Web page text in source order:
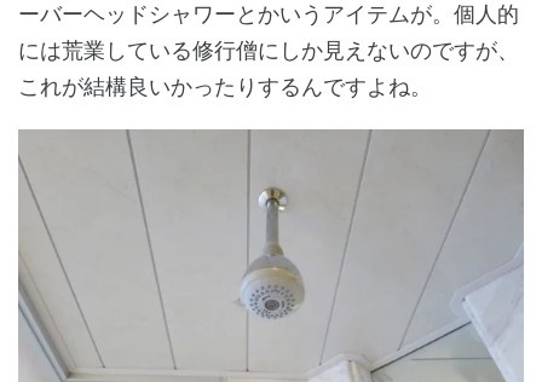
ーバーヘッドシャワーとかいうアイテムが。個人的
には荒業している修行僧にしか見えないのですが、
これが結構良いかったりするんですよね。